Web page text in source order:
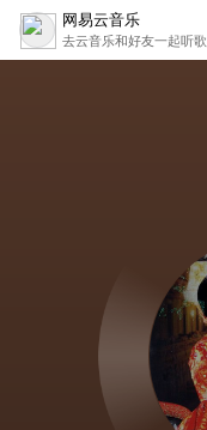
网易云音乐
去云音乐和好友一起听歌